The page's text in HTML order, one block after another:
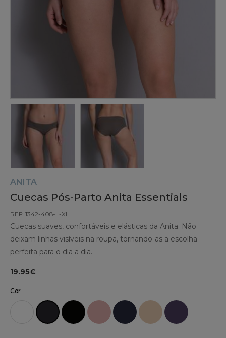
ANITA
Cuecas Pós-Parto Anita Essentials
REF: 1342-408-L-XL
Cuecas suaves, confortáveis e elásticas da Anita. Não
deixam linhas visíveis na roupa, tornando-as a escolha
perfeita para o dia a dia.
19.95€
Cor